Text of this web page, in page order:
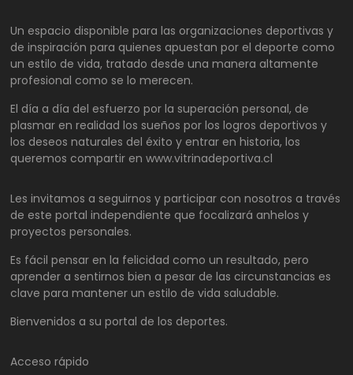
Un espacio disponible para las organizaciones deportivas y
de inspiración para quienes apuestan por el deporte como
un estilo de vida, tratado desde una manera altamente
profesional como se lo merecen.
El día a día del esfuerzo por la superación personal, de
plasmar en realidad los sueños por los logros deportivos y
los deseos naturales del éxito y entrar en historia, los
queremos compartir en www.vitrinadeportiva.cl
Les invitamos a seguirnos y participar con nosotros a través
de este portal independiente que focalizará anhelos y
proyectos personales.
Es fácil pensar en la felicidad como un resultado, pero
aprender a sentirnos bien a pesar de las circunstancias es
clave para mantener un estilo de vida saludable.
Bienvenidos a su portal de los deportes.
Acceso rápido